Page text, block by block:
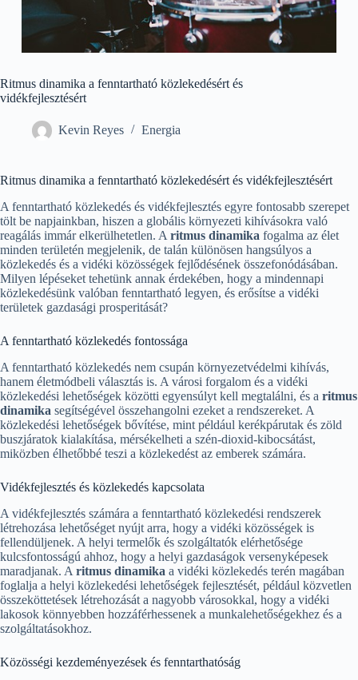
Ritmus dinamika a fenntartható közlekedésért és
vidékfejlesztésért
Kevin Reyes Energia
Ritmus dinamika a fenntartható közlekedésért és vidékfejlesztésért
A fenntartható közlekedés és vidékfejlesztés egyre fontosabb szerepet
tölt be napjainkban, hiszen a globális környezeti kihívásokra való
reagálás immár elkerülhetetlen. A ritmus dinamika fogalma az élet
minden területén megjelenik, de talán különösen hangsúlyos a
közlekedés és a vidéki közösségek fejlődésének összefonódásában.
Milyen lépéseket tehetünk annak érdekében, hogy a mindennapi
közlekedésünk valóban fenntartható legyen, és erősítse a vidéki
területek gazdasági prosperitását?
A fenntartható közlekedés fontossága
A fenntartható közlekedés nem csupán környezetvédelmi kihívás,
hanem életmódbeli választás is. A városi forgalom és a vidéki
közlekedési lehetőségek közötti egyensúlyt kell megtalálni, és a ritmus
dinamika segítségével összehangolni ezeket a rendszereket. A
közlekedési lehetőségek bővítése, mint például kerékpárutak és zöld
buszjáratok kialakítása, mérsékelheti a szén-dioxid-kibocsátást,
miközben élhetőbbé teszi a közlekedést az emberek számára.
Vidékfejlesztés és közlekedés kapcsolata
A vidékfejlesztés számára a fenntartható közlekedési rendszerek
létrehozása lehetőséget nyújt arra, hogy a vidéki közösségek is
fellendüljenek. A helyi termelők és szolgáltatók elérhetősége
kulcsfontosságú ahhoz, hogy a helyi gazdaságok versenyképesek
maradjanak. A ritmus dinamika a vidéki közlekedés terén magában
foglalja a helyi közlekedési lehetőségek fejlesztését, például közvetlen
összeköttetések létrehozását a nagyobb városokkal, hogy a vidéki
lakosok könnyebben hozzáférhessenek a munkalehetőségekhez és a
szolgáltatásokhoz.
Közösségi kezdeményezések és fenntarthatóság